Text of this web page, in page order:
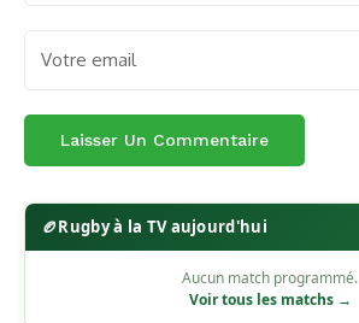
🏉Rugby à la TV aujourd'hui
Aucun match programmé.
Voir tous les matchs →